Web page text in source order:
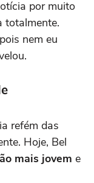
por muito
totalmente.
nem eu
refém das
Hoje, Bel
mais jovem e